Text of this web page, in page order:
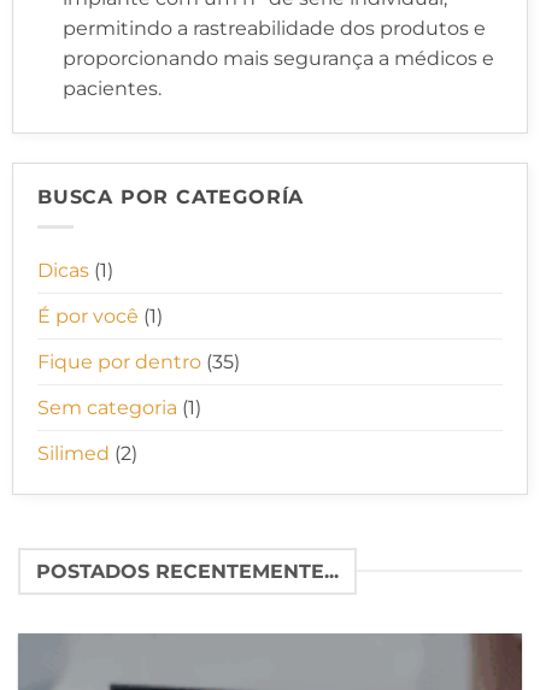
permitindo a rastreabilidade dos produtos e
proporcionando mais segurança a médicos e
pacientes.
BUSCA POR CATEGORÍA
Dicas (1)
É por você (1)
Fique por dentro (35)
Sem categoria (1)
Silimed (2)
POSTADOS RECENTEMENTE...